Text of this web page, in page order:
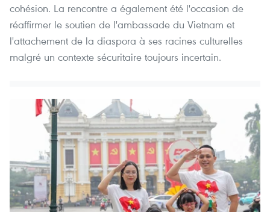
cohésion. La rencontre a également été l'occasion de
réaffirmer le soutien de l'ambassade du Vietnam et
l'attachement de la diaspora à ses racines culturelles
malgré un contexte sécuritaire toujours incertain.